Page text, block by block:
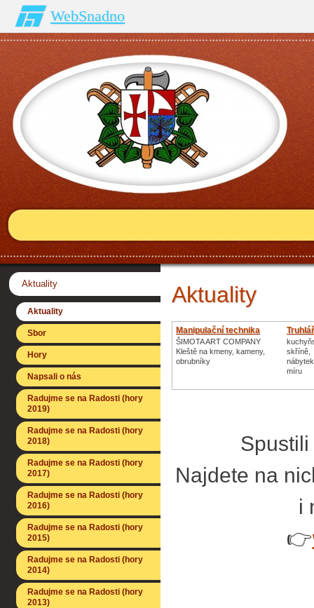
WebSnadno
Aktuality
Manipulační technika
ŠIMOTA ART COMPANY
Kleště na kmeny, kameny,
obrubníky
skříně,
míru
Najdete na
i
👉
Aktuality
Aktuality
Sbor
Hory
Napsali o nás
Radujme se na Radosti (hory
2019)
Radujme se na Radosti (hory
2018)
Radujme se na Radosti (hory
2017)
Radujme se na Radosti (hory
2016)
Radujme se na Radosti (hory
2015)
Radujme se na Radosti (hory
2014)
Radujme se na Radosti (hory
2013)